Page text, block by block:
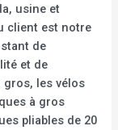
usine et
client est notre
de
et de
les vélos
à gros
pliables de 20